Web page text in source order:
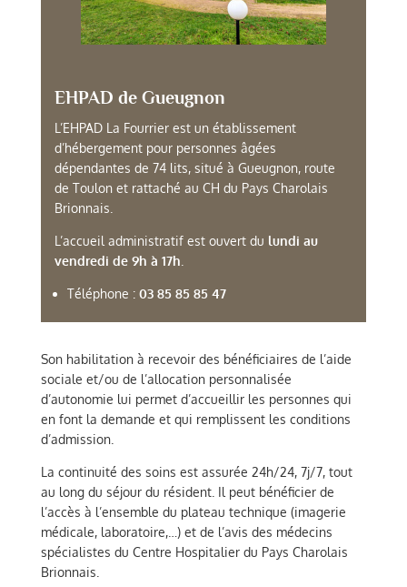
EHPAD de Gueugnon
L’EHPAD La Fourrier est un établissement
d’hébergement pour personnes âgées
dépendantes de 74 lits, situé à Gueugnon, route
de Toulon et rattaché au CH du Pays Charolais
Brionnais.
L’accueil administratif est ouvert du lundi au
vendredi de 9h à 17h
Téléphone : 03 85 85 85 47
Son habilitation à recevoir des bénéficiaires de l’aide
sociale et/ou de l’allocation personnalisée
d’autonomie lui permet d’accueillir les personnes qui
en font la demande et qui remplissent les conditions
d’admission.
La continuité des soins est assurée 24h/24, 7j/7, tout
au long du séjour du résident. Il peut bénéficier de
l’accès à l’ensemble du plateau technique (imagerie
médicale, laboratoire,…) et de l’avis des médecins
spécialistes du Centre Hospitalier du Pays Charolais
Brionnais.